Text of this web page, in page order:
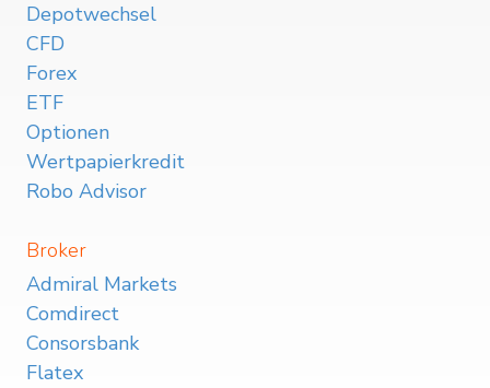
Depotwechsel
CFD
Forex
ETF
Optionen
Wertpapierkredit
Robo Advisor
Broker
Admiral Markets
Comdirect
Consorsbank
Flatex